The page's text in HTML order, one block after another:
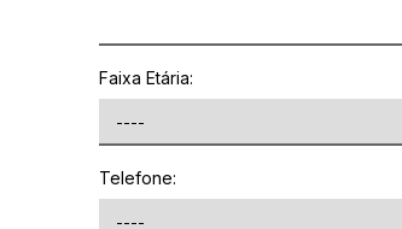
Faixa Etária:
Telefone: